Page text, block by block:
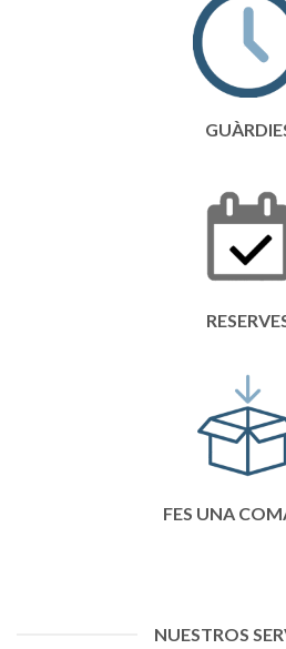
FES UNA
NUESTROS